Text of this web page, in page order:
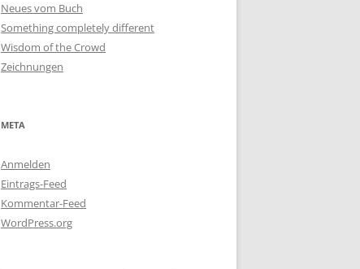
Neues vom Buch
Something completely different
Wisdom of the Crowd
Zeichnungen
META
Anmelden
Eintrags-Feed
Kommentar-Feed
WordPress.org